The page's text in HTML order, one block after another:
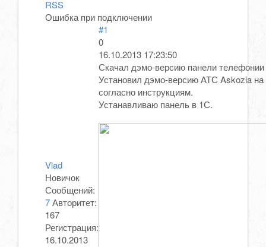
RSS
Ошибка при подключении
Vlad
Новичок
Сообщений:
7Авторитет:
167
Регистрация:
16.10.2013
#1
0
16.10.2013 17:23:50
Скачал дэмо-версию панели
Установил дэмо-версию АТС Askozia
согласно инструкциям.
Устанавливаю панель в 1С.